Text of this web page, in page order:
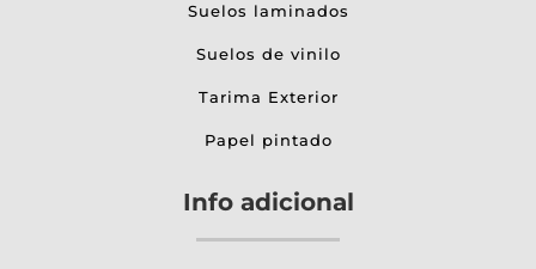
Suelos laminados
Suelos de vinilo
Tarima Exterior
Papel pintado
Info adicional